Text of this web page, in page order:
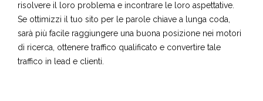
risolvere il loro problema e incontrare le loro aspettative.
Se ottimizzi il tuo sito per le parole chiave a lunga coda,
sarà più facile raggiungere una buona posizione nei motori
di ricerca, ottenere traffico qualificato e convertire tale
traffico in lead e clienti.